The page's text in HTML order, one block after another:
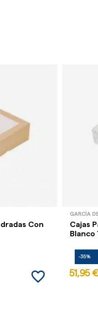
Con
favorite_border
GARCÍA
Cajas
Blanco
-35%
51,95